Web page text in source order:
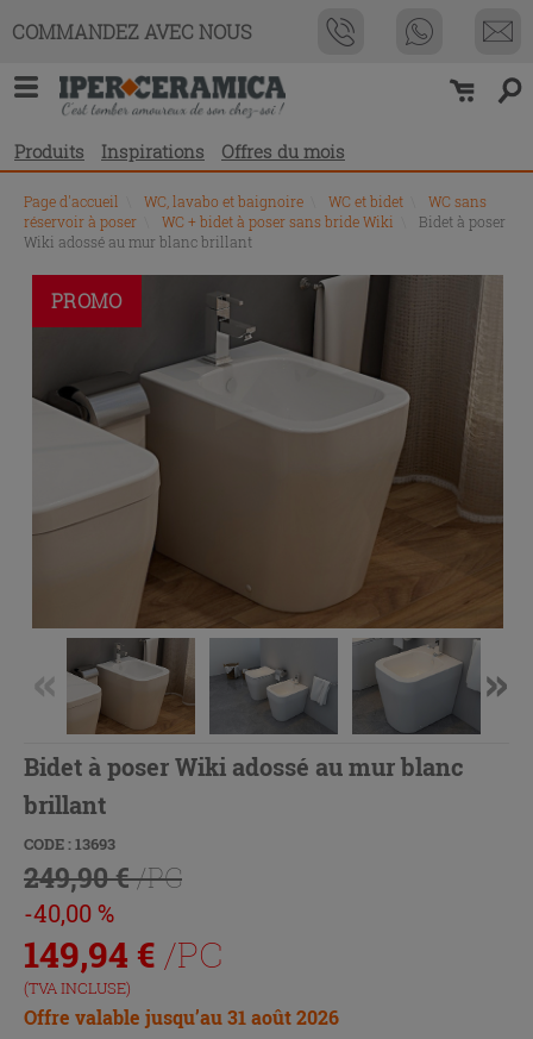
COMMANDEZ AVEC NOUS
Produits Inspirations Offres du mois
Page d'accueil WC, lavabo et baignoire WC et bidet
WC sans
réservoir à poser
WC + bidet à poser sans bride Wiki
Bidet à poser
Wiki adossé au mur blanc brillant
PROMO
Bidet à poser Wiki adossé au mur blanc
brillant
CODE : 13693
249,90 €/PC
-40,00 %
149,94 € /PC
(TVA INCLUSE)
Offre valable jusqu’au 31 août 2026